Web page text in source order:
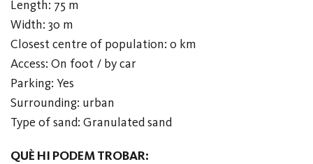
Length: 75 m
Width: 30 m
Closest centre of population: 0 km
Access: On foot / by car
Parking: Yes
Surrounding: urban
Type of sand: Granulated sand
QUÈ HI PODEM TROBAR: